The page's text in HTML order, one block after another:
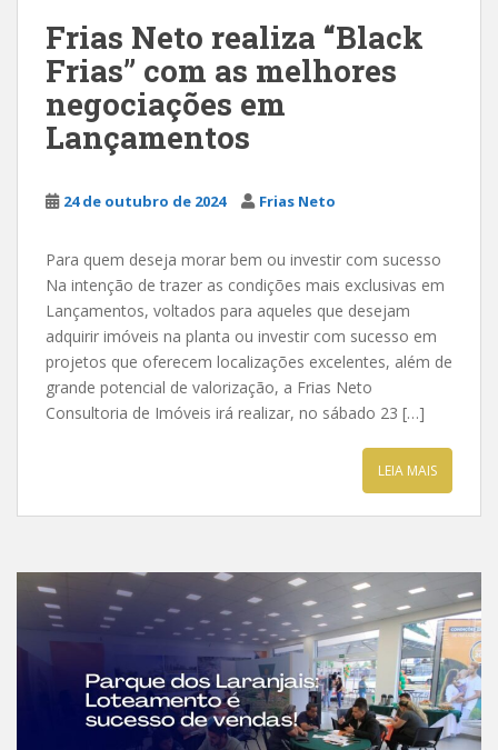
Frias Neto realiza “Black
Frias” com as melhores
negociações em
Lançamentos
24 de outubro de 2024 Frias Neto
Para quem deseja morar bem ou investir com sucesso
Na intenção de trazer as condições mais exclusivas em
Lançamentos, voltados para aqueles que desejam
adquirir imóveis na planta ou investir com sucesso em
projetos que oferecem localizações excelentes, além de
grande potencial de valorização, a Frias Neto
Consultoria de Imóveis irá realizar, no sábado 23 […]
LEIA MAIS